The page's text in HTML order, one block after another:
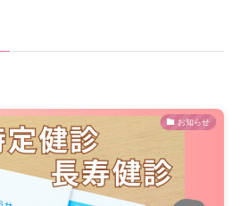
お知らせ